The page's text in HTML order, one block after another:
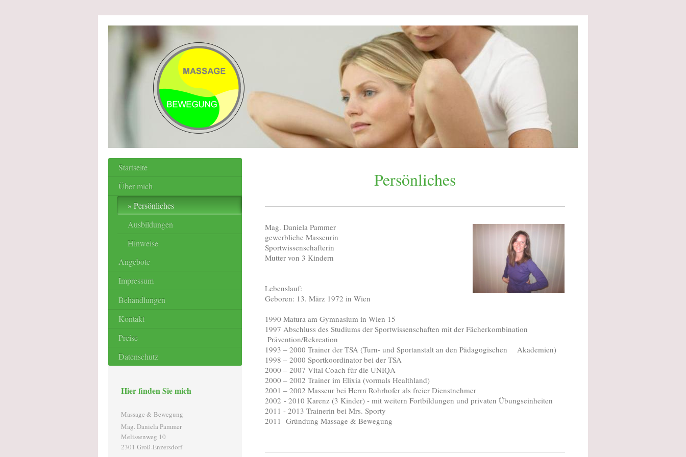
Persönliches
Mag. Daniela Pammer
gewerbliche Masseurin
Sportwissenschafterin
Mutter von 3 Kindern
Lebenslauf:
Geboren: 13. März 1972 in Wien
1990 Matura am Gymnasium in Wien 15
1997 Abschluss des Studiums der Sportwissenschaften mit der Fächerkombination
Prävention/Rekreation
1993 – 2000 Trainer der TSA (Turn- und Sportanstalt an den Pädagogischen Akademien)
1998 – 2000 Sportkoordinator bei der TSA
2000 – 2007 Vital Coach für die UNIQA
2000 – 2002 Trainer im Elixia (vormals Healthland)
2001 – 2002 Masseur bei Herrn Rohrhofer als freier Dienstnehmer
2002 - 2010 Karenz (3 Kinder) - mit weitern Fortbildungen und privaten Übungseinheiten
2011 - 2013 Trainerin bei Mrs. Sporty
2011 Gründung Massage & Bewegung
Startseite
Über mich
Persönliches
Ausbildungen
Hinweise
Angebote
Impressum
Behandlungen
Kontakt
Preise
Datenschutz
Hier finden Sie mich
Massage & Bewegung
Mag. Daniela Pammer
Melissenweg 10
2301 Groß-Enzersdorf